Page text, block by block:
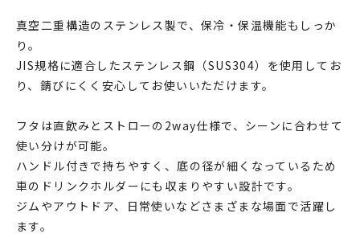
真空二重構造のステンレス製で、保冷・保温機能もしっか
り。
JIS規格に適合したステンレス鋼（SUS304）を使用してお
り、錆びにくく安心してお使いいただけます。
フタは直飲みとストローの2way仕様で、シーンに合わせて
使い分けが可能。
ハンドル付きで持ちやすく、底の径が細くなっているため
車のドリンクホルダーにも収まりやすい設計です。
ジムやアウトドア、日常使いなどさまざまな場面で活躍し
ます。